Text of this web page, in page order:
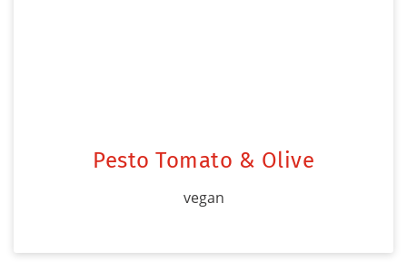
Pesto Tomato & Olive
vegan